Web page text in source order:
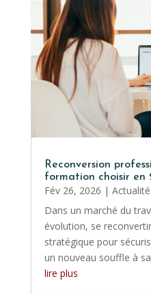
Reconversion
formation choisir en
Fév 26, 2026 |
Dans un marché du
évolution, se
stratégique pour
un nouveau souffle à
lire plus